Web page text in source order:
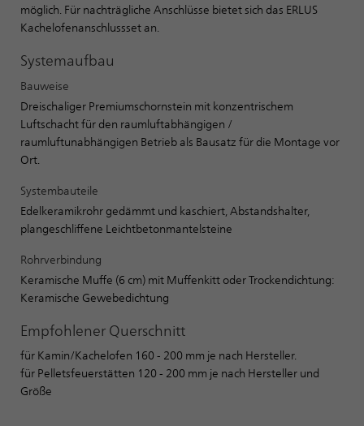
möglich. Für nachträgliche Anschlüsse bietet sich das ERLUS
Kachelofenanschlussset an.
Systemaufbau
Bauweise
Dreischaliger Premiumschornstein mit konzentrischem
Luftschacht für den raumluftabhängigen /
raumluftunabhängigen Betrieb als Bausatz für die Montage vor
Ort.
Systembauteile
Edelkeramikrohr gedämmt und kaschiert, Abstandshalter,
plangeschliffene Leichtbetonmantelsteine
Rohrverbindung
Keramische Muffe (6 cm) mit Muffenkitt oder Trockendichtung:
Keramische Gewebedichtung
Empfohlener Querschnitt
für Kamin/Kachelofen 160 - 200 mm je nach Hersteller.
für Pelletsfeuerstätten 120 - 200 mm je nach Hersteller und
Größe